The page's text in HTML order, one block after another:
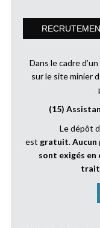
Dans le cadre
sur le site minier
(15)
Le dépôt
est gratuit.
sont exigés en